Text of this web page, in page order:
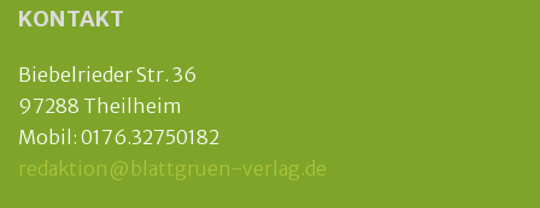
KONTAKT
Biebelrieder Str. 36
97288 Theilheim
Mobil: 0176.32750182
redaktion@blattgruen-verlag.de